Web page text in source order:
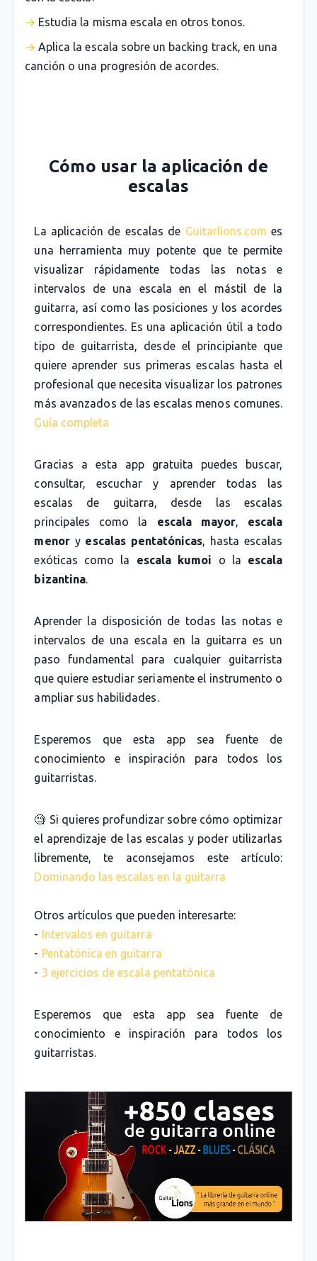
Estudia la misma escala en otros tonos.
Aplica la escala sobre un backing track, en una
canción o una progresión de acordes.
Cómo usar la aplicación de
escalas
La aplicación de escalas de Guitarlions.com es
una herramienta muy potente que te permite
visualizar rápidamente todas las notas e
intervalos de una escala en el mástil de la
guitarra, así como las posiciones y los acordes
correspondientes. Es una aplicación útil a todo
tipo de guitarrista, desde el principiante que
quiere aprender sus primeras escalas hasta el
profesional que necesita visualizar los patrones
más avanzados de las escalas menos comunes.
Guía completa
Gracias a esta app gratuita puedes buscar,
consultar, escuchar y aprender todas las
escalas de guitarra, desde las escalas
principales como la escala mayor, escala
menory escalas pentatónicas, hasta escalas
exóticas como la escala kumoi o la escala
bizantina.
Aprender la disposición de todas las notas e
intervalos de una escala en la guitarra es un
paso fundamental para cualquier guitarrista
que quiere estudiar seriamente el instrumento o
ampliar sus habilidades.
Esperemos que esta app sea fuente de
conocimiento e inspiración para todos los
guitarristas.
🧐 Si quieres profundizar sobre cómo optimizar
el aprendizaje de las escalas y poder utilizarlas
libremente, te aconsejamos este artículo:
Dominando las escalas en la guitarra
Otros artículos que pueden interesarte:
- Intervalos en guitarra
- Pentatónica en guitarra
- 3 ejercicios de escala pentatónica
Esperemos que esta app sea fuente de
conocimiento e inspiración para todos los
guitarristas.